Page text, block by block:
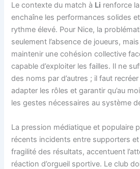
Le contexte du match à Li renforce
enchaîne les performances solides
rythme élevé. Pour Nice, la
seulement l’absence de joueurs,
maintenir une cohésion collective
capable d’exploiter les failles. Il ne
des noms par d’autres ; il faut
adapter les rôles et garantir qu’au
les gestes nécessaires au système
La pression médiatique et populaire
récents incidents entre supporters et
fragilité des résultats, accentuent
réaction d’orgueil sportive. Le club